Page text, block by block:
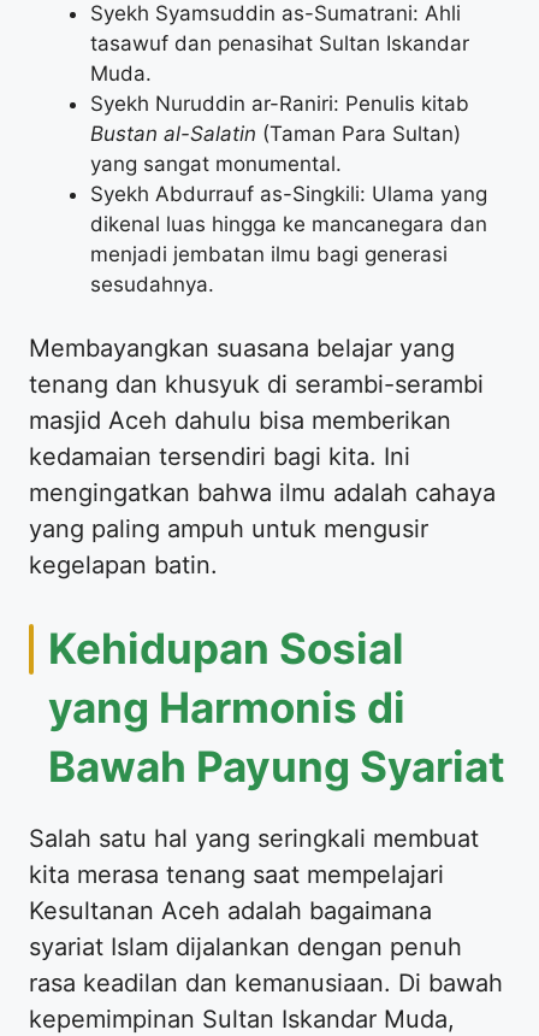
Syekh Syamsuddin as-Sumatrani: Ahli
tasawuf dan penasihat Sultan Iskandar
Muda.
Syekh Nuruddin ar-Raniri: Penulis kitab
Bustan al-Salatin (Taman Para Sultan)
yang sangat monumental.
Syekh Abdurrauf as-Singkili: Ulama yang
dikenal luas hingga ke mancanegara dan
menjadi jembatan ilmu bagi generasi
sesudahnya.
Membayangkan suasana belajar yang
tenang dan khusyuk di serambi-serambi
masjid Aceh dahulu bisa memberikan
kedamaian tersendiri bagi kita. Ini
mengingatkan bahwa ilmu adalah cahaya
yang paling ampuh untuk mengusir
kegelapan batin.
Kehidupan Sosial
yang Harmonis di
Bawah Payung Syariat
Salah satu hal yang seringkali membuat
kita merasa tenang saat mempelajari
Kesultanan Aceh adalah bagaimana
syariat Islam dijalankan dengan penuh
rasa keadilan dan kemanusiaan. Di bawah
kepemimpinan Sultan Iskandar Muda,